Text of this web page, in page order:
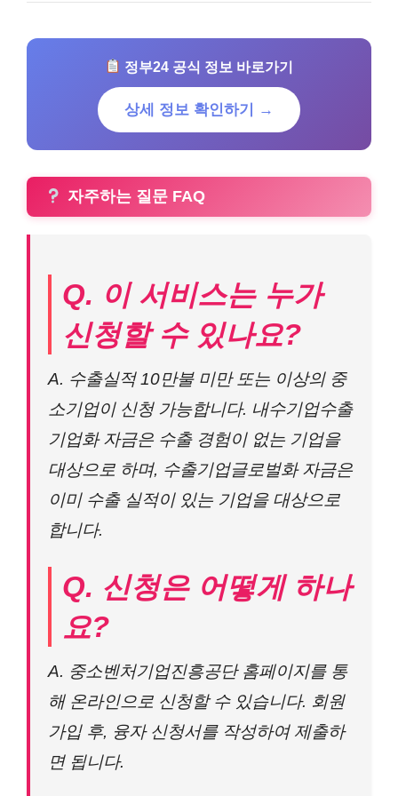
정부24 공식 정보 바로가기
상세 정보 확인하기 →
자주하는 질문 FAQ
Q. 이 서비스는 누가
신청할 수 있나요?
A. 수출실적 10만불 미만 또는 이상의 중
소기업이 신청 가능합니다. 내수기업수출
기업화 자금은 수출 경험이 없는 기업을
대상으로 하며, 수출기업글로벌화 자금은
이미 수출 실적이 있는 기업을 대상으로
합니다.
Q. 신청은 어떻게 하나
요?
A. 중소벤처기업진흥공단 홈페이지를 통
해 온라인으로 신청할 수 있습니다. 회원
가입 후, 융자 신청서를 작성하여 제출하
면 됩니다.